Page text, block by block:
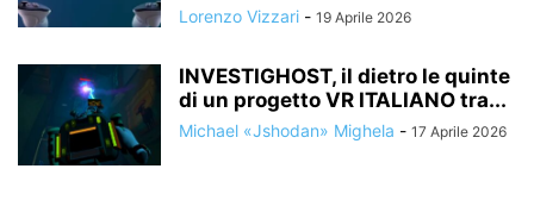
Lorenzo Vizzari - 19 Aprile 2026
INVESTIGHOST, il dietro le quinte
di un progetto VR ITALIANO tra...
Michael «Jshodan» Mighela - 17 Aprile 2026